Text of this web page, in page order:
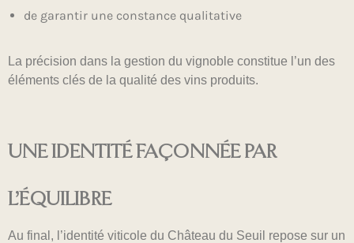
de garantir une constance qualitative
La précision dans la gestion du vignoble constitue l’un des
éléments clés de la qualité des vins produits.
UNE IDENTITÉ FAÇONNÉE PAR
L’ÉQUILIBRE
Au final, l’identité viticole du Château du Seuil repose sur un